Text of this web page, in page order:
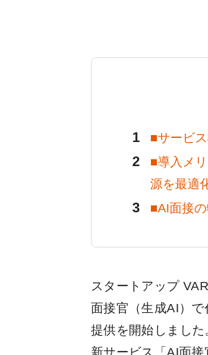
■サービ
■導入メ
源を最適
■AI面接
スタートアップ
面接官（生成AI）
提供を開始しました